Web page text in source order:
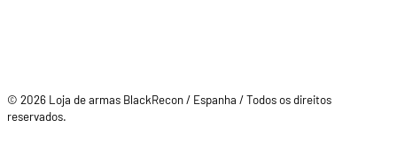
© 2026 Loja de armas BlackRecon / Espanha / Todos os direitos
reservados.